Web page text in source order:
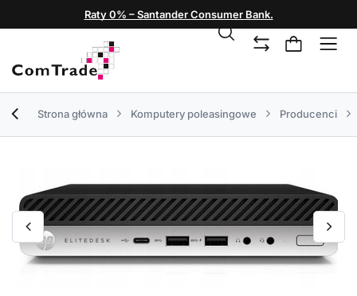
Raty 0% – Santander Consumer Bank.
Strona główna Komputery poleasingowe Producenci